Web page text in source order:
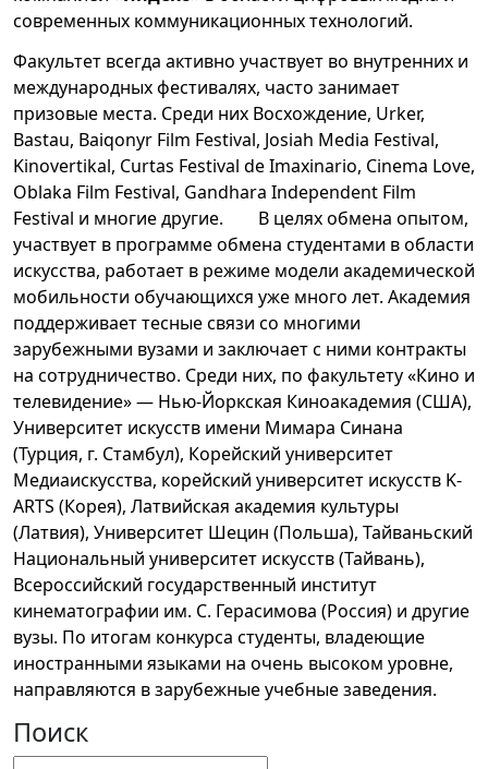
современных коммуникационных технологий.
Факультет всегда активно участвует во внутренних и
международных фестивалях, часто занимает
призовые места. Среди них Восхождение, Urker,
Bastau, Baiqonyr Film Festival, Josiah Media Festival,
Kinovertikal, Curtas Festival de Imaxinario, Cinema Love,
Oblaka Film Festival, Gandhara Independent Film
Festival и многие другие. В целях обмена опытом,
участвует в программе обмена студентами в области
искусства, работает в режиме модели академической
мобильности обучающихся уже много лет. Академия
поддерживает тесные связи со многими
зарубежными вузами и заключает с ними контракты
на сотрудничество. Среди них, по факультету «Кино и
телевидение» — Нью-Йоркская Киноакадемия (США),
Университет искусств имени Мимара Синана
(Турция, г. Стамбул), Корейский университет
Медиаискусства, корейский университет искусств K-
ARTS (Корея), Латвийская академия культуры
(Латвия), Университет Шецин (Польша), Тайваньский
Национальный университет искусств (Тайвань),
Всероссийский государственный институт
кинематографии им. С. Герасимова (Россия) и другие
вузы. По итогам конкурса студенты, владеющие
иностранными языками на очень высоком уровне,
направляются в зарубежные учебные заведения.
Поиск